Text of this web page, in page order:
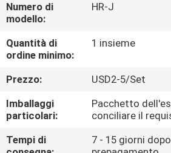
GIRO
DELLA
CONTROLLO
DI
QUALITÀ
Numero di
modello:
HR-J
Quantità di
ordine minimo:
1 insieme
Prezzo:
USD2-5/Set
Imballaggi
particolari:
Pacchetto
conciliare il
Tempi di
7 - 15 giorni